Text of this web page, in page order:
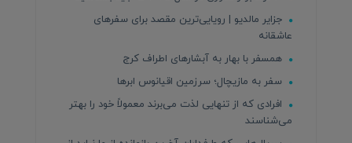
جزایر مالدیو | رویایی‌ترین مقصد برای سفرهای
عاشقانه
همسفر با بهار به آبشارهای اطراف کرج
سفر به مازیچال؛ سرزمین اقیانوس ابرها
افرادی که از تنهایی لذت می‌برند معمولاً خود را بهتر
می‌شناسند